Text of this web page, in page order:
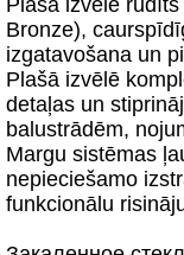
Plašā izvēlē
Bronze),
izgatavošana un
Plašā izvēlē
detaļas un
balustrādēm,
Margu sistēmas
nepieciešamo
funkcionālu